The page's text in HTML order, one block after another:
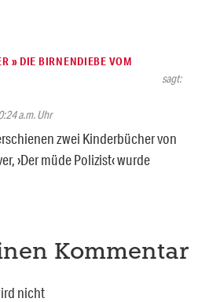
» DIE BIRNENDIEBE VOM
sagt:
a.m. Uhr
zwei Kinderbücher von
›Der müde Polizist‹ wurde
Kommentar
nicht